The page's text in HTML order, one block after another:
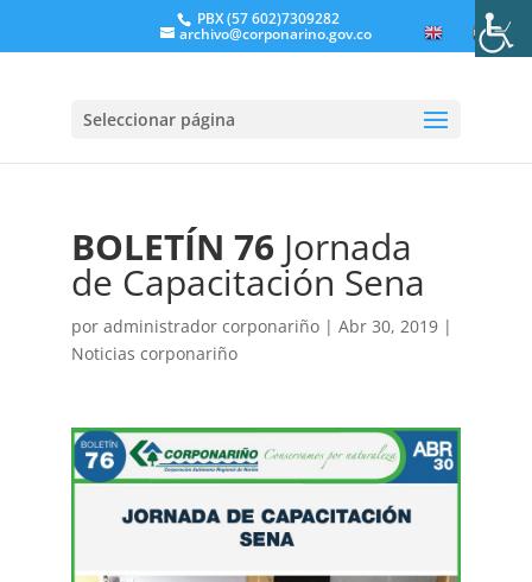
PBX (57 602)7309282
archivo@corponarino.gov.co
Seleccionar página
BOLETÍN 76Jornada
de Capacitación Sena
por administrador corponariño| Abr 30, 2019|
Noticias corponariño
ES